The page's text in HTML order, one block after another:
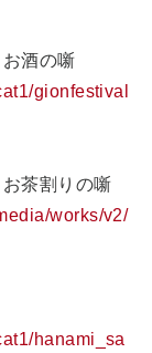
酒の噺
gionfestival
茶割りの噺
works/v2/
hanami_sa